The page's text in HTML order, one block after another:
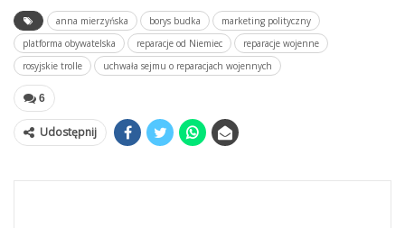
anna mierzyńska borys budka
marketing polityczny
platforma obywatelska
reparacje od Niemiec
reparacje wojenne
rosyjskie trolle
uchwała sejmu o reparacjach wojennych
6
Udostępnij